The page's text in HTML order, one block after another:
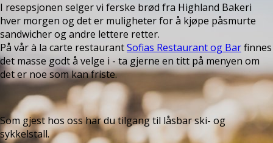
I resepsjonen selger vi ferske brød fra Highland Bakeri
hver morgen og det er muligheter for å kjøpe påsmurte
sandwicher og andre lettere retter.
På vår à la carte restaurantSofias Restaurant og Barfinnes
det masse godt å velge i - ta gjerne en titt på menyen om
det er noe som kan friste.
Som gjest hos oss har du tilgang til låsbar ski- og
sykkelstall.